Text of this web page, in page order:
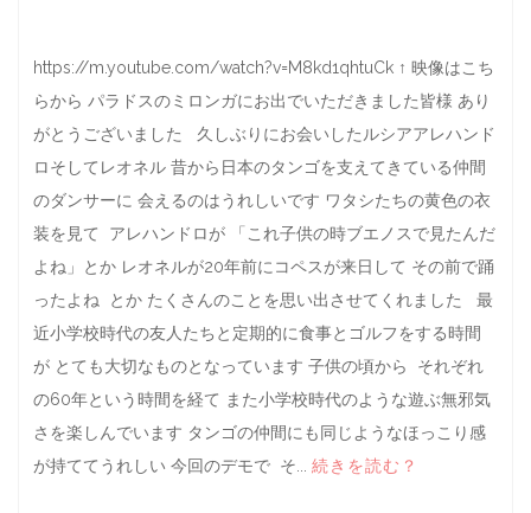
https://m.youtube.com/watch?v=M8kd1qhtuCk ↑ 映像はこち
らから パラドスのミロンガにお出でいただきました皆様 あり
がとうございました 久しぶりにお会いしたルシアアレハンド
ロそしてレオネル 昔から日本のタンゴを支えてきている仲間
のダンサーに 会えるのはうれしいです ワタシたちの黄色の衣
装を見て アレハンドロが 「これ子供の時ブエノスで見たんだ
よね」とか レオネルが20年前にコペスが来日して その前で踊
ったよね とか たくさんのことを思い出させてくれました 最
近小学校時代の友人たちと定期的に食事とゴルフをする時間
が とても大切なものとなっています 子供の頃から それぞれ
の60年という時間を経て また小学校時代のような遊ぶ無邪気
さを楽しんでいます タンゴの仲間にも同じようなほっこり感
が持ててうれしい 今回のデモで そ...続きを読む？